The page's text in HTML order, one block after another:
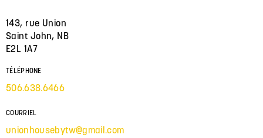
143, rue Union
Saint John, NB
E2L 1A7
TÉLÉPHONE
506.638.6466
COURRIEL
unionhousebytw@gmail.com